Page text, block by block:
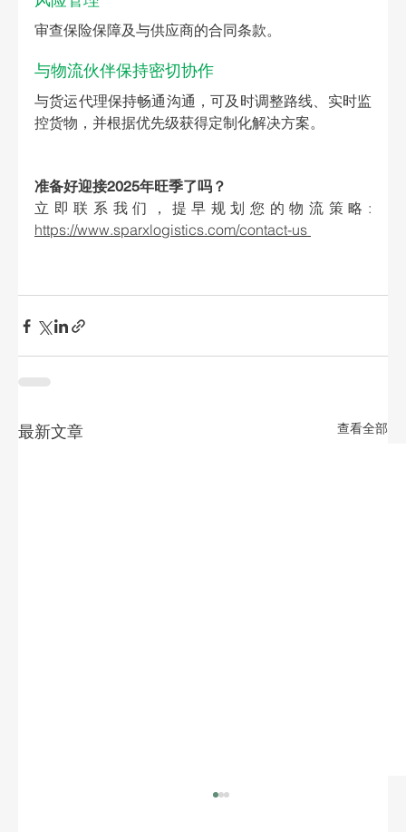
审查保险保障及与供应商的合同条款。
与物流伙伴保持密切协作
与货运代理保持畅通沟通，可及时调整路线、实时监
控货物，并根据优先级获得定制化解决方案。
准备好迎接2025年旺季了吗？
https://www.sparxlogistics.com/contact-us
最新文章 查看全部